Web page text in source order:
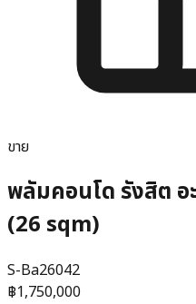
ขาย
พลัมคอนโด รังสิต อ
(26 sqm)
S-Ba26042
฿1,750,000